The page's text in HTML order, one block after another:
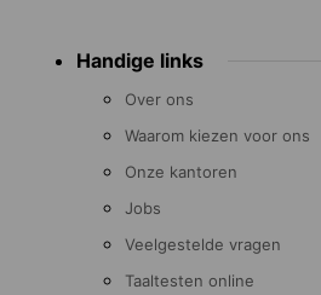
Handige links
Over ons
Waarom kiezen voor ons
Onze kantoren
Jobs
Veelgestelde vragen
Taaltesten online